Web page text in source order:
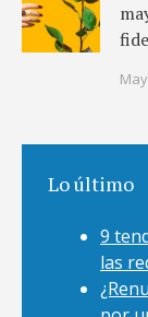
Lo último
9
las